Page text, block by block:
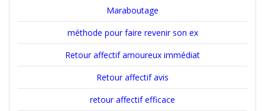
Maraboutage
méthode pour faire revenir son ex
Retour affectif amoureux immédiat
Retour affectif avis
retour affectif efficace